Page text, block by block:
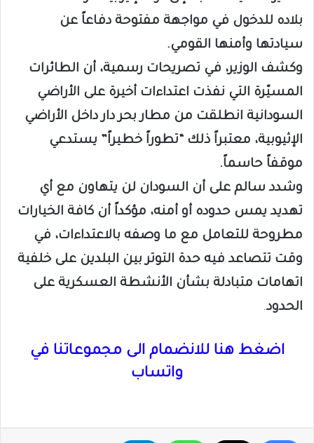
بلاده للدخول في مواجهة مفتوحة دفاعاً عن
سيادتها وأمنها القومي.
وكشف الوزير، في تصريحات رسمية، أن الطائرات
المسيّرة التي نفذت اعتداءات أخيرة على الأراضي
السودانية انطلقت من مطار بحر دار داخل الأراضي
الإثيوبية، معتبراً ذلك “تطوراً خطيراً” يستدعي
موقفاً حاسماً.
وشدد سالم على أن السودان لن يتهاون مع أي
تهديد يمس حدوده أو أمنه، مؤكداً أن كافة الخيارات
مطروحة للتعامل مع ما وصفه بالاعتداءات، في
وقت تتصاعد فيه حدة التوتر بين البلدين على خلفية
اتهامات متبادلة بشأن الأنشطة العسكرية على
الحدود.
اضغط هنا للانضمام الى مجموعاتنا في
واتساب